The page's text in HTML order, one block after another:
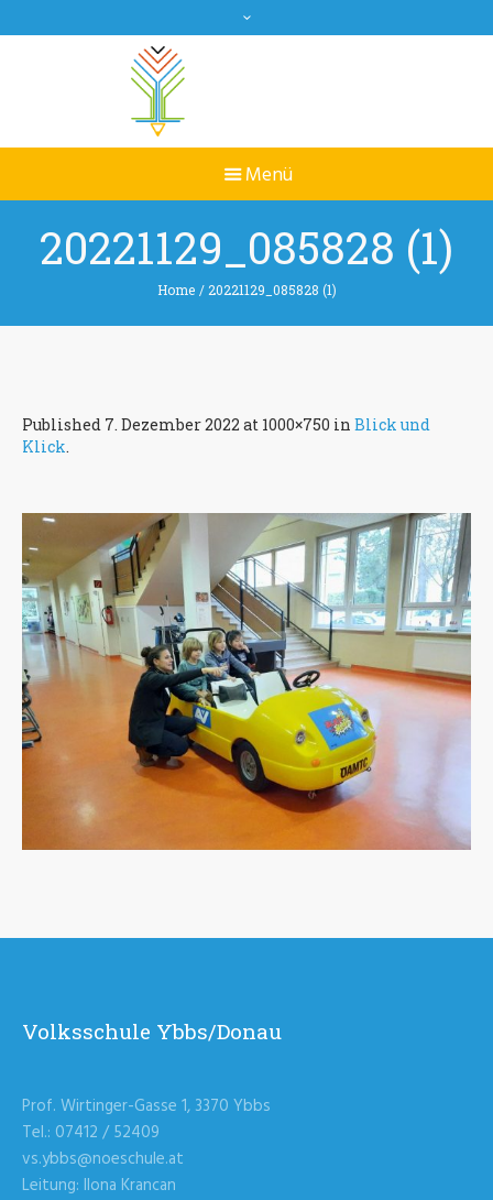
20221129_085828 (1)
Home / 20221129_085828 (1)
Published 7. Dezember 2022 at 1000×750 in Blick und
Klick.
Volksschule Ybbs/Donau
Prof. Wirtinger-Gasse 1, 3370 Ybbs
Tel.: 07412 / 52409
vs.ybbs@noeschule.at
Leitung: Ilona Krancan